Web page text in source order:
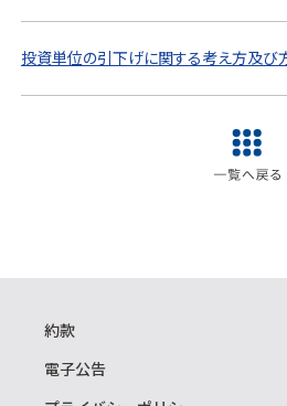
投資単位の引下げに関する考え方及び
約款
電子公告